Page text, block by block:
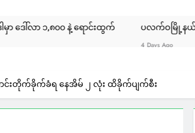
၈၀၀ နဲ့ ရောင်းထွက် ပလက်ဝမြို့နယ်မှာ လှေအဌား
င်းတိုက်ခိုက်ခံရ နေအိမ် ၂ လုံး ထိခိုက်ပျက်စီး